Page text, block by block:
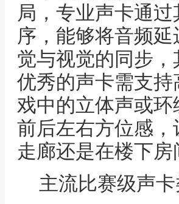
局，专业声卡通
序，能够将音频
觉与视觉的同步
优秀的声卡需支
戏中的立体声或
前后左右方位感
走廊还是在楼下房
主流比赛级声